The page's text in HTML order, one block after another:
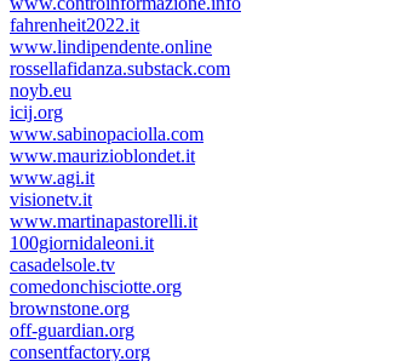
fahrenheit2022.it
www.lindipendente.online
rossellafidanza.substack.com
noyb.eu
icij.org
www.sabinopaciolla.com
www.maurizioblondet.it
www.agi.it
visionetv.it
www.martinapastorelli.it
100giornidaleoni.it
casadelsole.tv
comedonchisciotte.org
brownstone.org
off-guardian.org
consentfactory.org